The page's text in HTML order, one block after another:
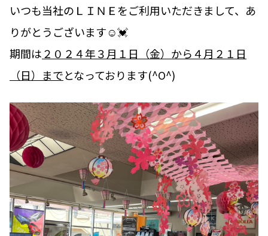
いつも当社のＬＩＮＥをご利用いただきまして、あ
りがとうございます☺💓
期間は２０２４年３月１日（金）から４月２１日
（日）までとなっております(^O^)